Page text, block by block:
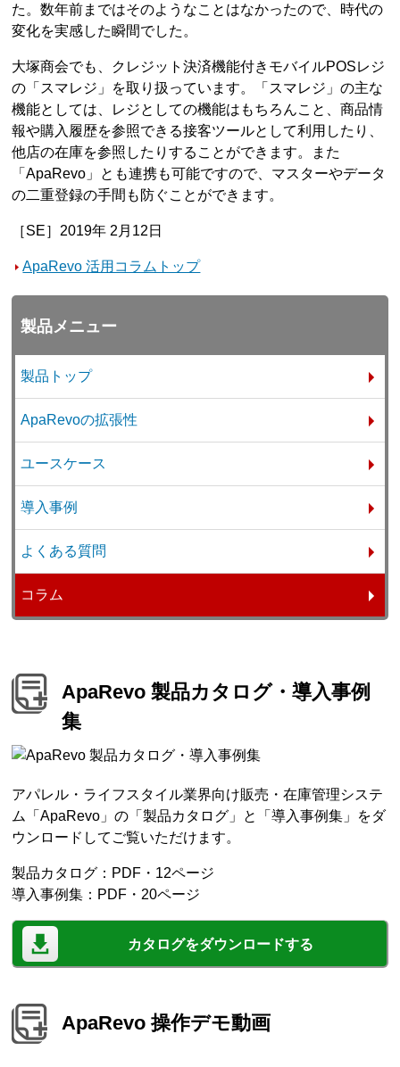
た。数年前まではそのようなことはなかったので、時代の
変化を実感した瞬間でした。
大塚商会でも、クレジット決済機能付きモバイルPOSレジ
の「スマレジ」を取り扱っています。「スマレジ」の主な
機能としては、レジとしての機能はもちろんこと、商品情
報や購入履歴を参照できる接客ツールとして利用したり、
他店の在庫を参照したりすることができます。また
「ApaRevo」とも連携も可能ですので、マスターやデータ
の二重登録の手間も防ぐことができます。
［SE］2019年 2月12日
ApaRevo 活用コラムトップ
製品メニュー
製品トップ
ApaRevoの拡張性
ユースケース
導入事例
よくある質問
コラム
ApaRevo 製品カタログ・導入事例
集
アパレル・ライフスタイル業界向け販売・在庫管理システ
ム「ApaRevo」の「製品カタログ」と「導入事例集」をダ
ウンロードしてご覧いただけます。
製品カタログ：PDF・12ページ
導入事例集：PDF・20ページ
カタログをダウンロードする
ApaRevo 操作デモ動画